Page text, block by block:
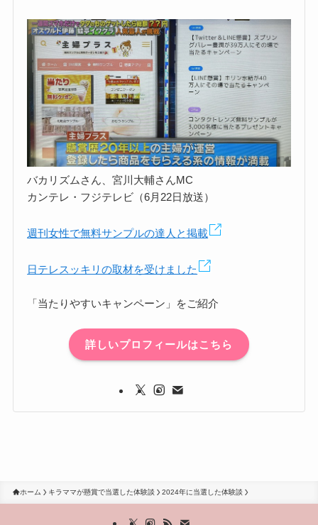
バカリズムさん、宮川大輔さんMC
カンテレ・フジテレビ（6月22日放送）
週刊女性で無料サンプルの達人と掲載
日テレスッキリの取材を受けました
「当たりやすいキャンペーン」をご紹介
詳しいプロフィールはこちら
ホーム キラママが懸賞で当選した体験談 2024年に当選した体験談